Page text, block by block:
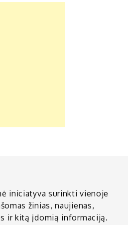
iniciatyva surinkti vienoje
žinias, naujienas,
ir kitą įdomią informaciją.